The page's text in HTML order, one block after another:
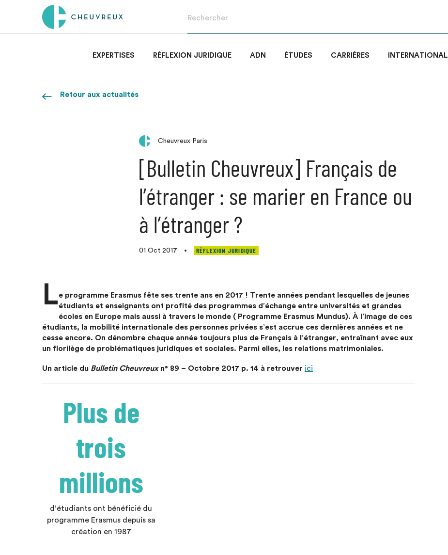
EXPERTISES RÉFLEXION JURIDIQUE ADN ÉTUDES CARRIÈRES INTERNATIONAL
Retour aux actualités
Cheuvreux Paris
[Bulletin Cheuvreux] Français de
l’étranger : se marier en France ou
à l’étranger ?
01 Oct 2017 • RÉFLEXION JURIDIQUE
Le programme Erasmus fête ses trente ans en 2017 ! Trente années pendant lesquelles de jeunes
étudiants et enseignants ont profité des programmes d’échange entre universités et grandes
écoles en Europe mais aussi à travers le monde ( Programme Erasmus Mundus). À l’image de ces
étudiants, la mobilité internationale des personnes privées s’est accrue ces dernières années et ne
cesse encore. On dénombre chaque année toujours plus de Français à l’étranger, entraînant avec eux
un florilège de problématiques juridiques et sociales. Parmi elles, les relations matrimoniales.
Un article du Bulletin Cheuvreuxn° 89 – Octobre 2017 p. 14 à retrouver ici
Plus de
trois
millions
d’étudiants ont bénéficié du
programme Erasmus depuis sa
création en 1987